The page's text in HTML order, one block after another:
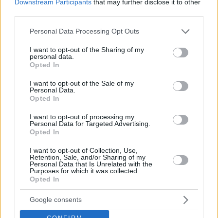
Downstream Participants that may further disclose it to other
Please note that this website/app uses one or more Google
not limited to your visit or usage behaviour. You may click to
grant or deny consent to Google and its third-party tags to
use your data for below specified purposes in below Google
consent section.
Personal Data Processing Opt Outs
I want to opt-out of the Sharing of my
personal data.
Opted In
I want to opt-out of the Sale of my
Personal Data.
Opted In
I want to opt-out of processing my
Personal Data for Targeted Advertising.
Opted In
I want to opt-out of Collection, Use,
Retention, Sale, and/or Sharing of my
Personal Data that Is Unrelated with the
Purposes for which it was collected.
Opted In
Google consents
All four episodes are available to EuroLeague
TV…pic.twitter.com/O6QgaP4A4T
— Turkish Airlines EuroLeague (@EuroLeague)
December 27, 2023